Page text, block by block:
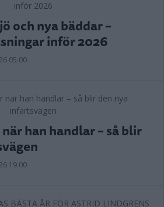
och nya bäddar –
inför 2026
05.00
han handlar – så blir
19.00